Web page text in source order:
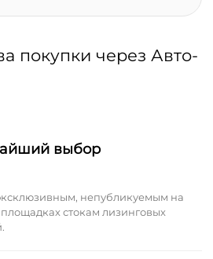
покупки через Авто-
выбор
непубликуемым на
стокам лизинговых